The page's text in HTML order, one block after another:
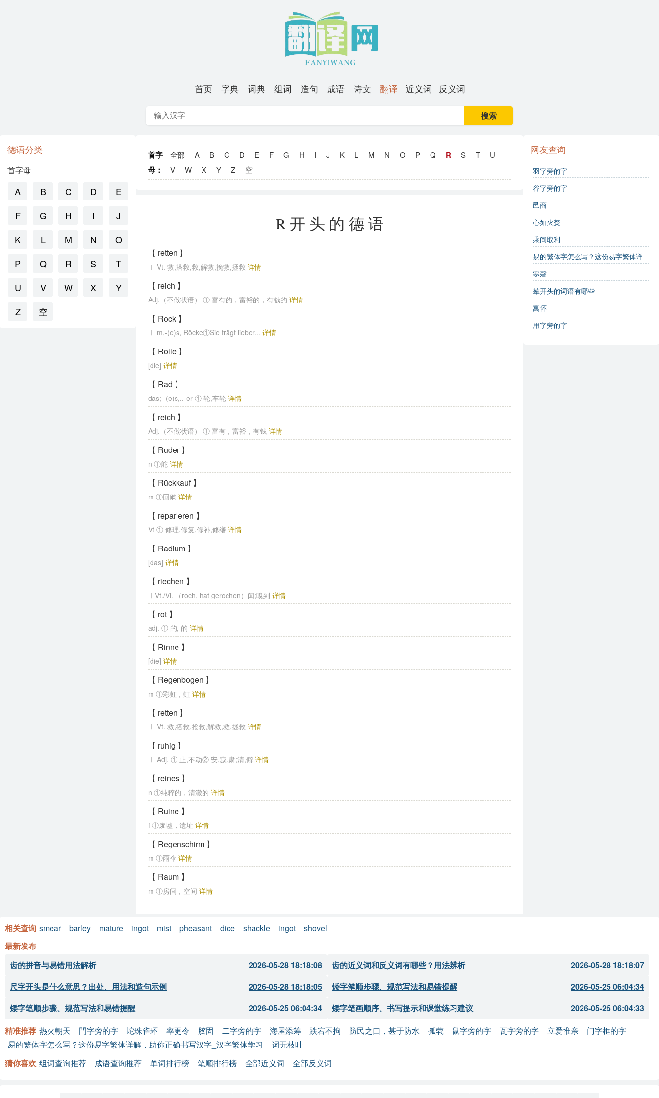
首页 字典 词典 组词 造句 成语 诗文 翻译 近义词 反义词
搜索
德语分类
首字母
A B C D
E
F
G H I
J
K
L M N
O
P
Q R S
T
U
V W X
Y
Z
空
首字
母：
全部 A B C D E F G H I J K L M N O P Q R S T
U
V
W X Y Z 空
R开头的德语
【 retten 】
Ⅰ Vt. 救,搭救,救,解救,挽救,拯救详情
【 reich 】
Adj.（不做状语） ① 富有的，富裕的，有钱的详情
【 Rock 】
Ⅰ m,-(e)s, Röcke①Sie trägt lieber...详情
【 Rolle 】
[die]详情
【 Rad 】
das; -(e)s,..-er ① 轮,车轮详情
【 reich 】
Adj.（不做状语） ① 富有，富裕，有钱详情
【 Ruder 】
n ①舵详情
【 Rückkauf 】
m ①回购详情
【 reparieren 】
Vt ① 修理,修复,修补,修缮详情
【 Radium 】
[das]详情
【 riechen 】
ⅠVt./Vi. （roch, hat gerochen）闻;嗅到详情
【 rot 】
adj. ① 的, 的详情
【 Rinne 】
[die]详情
【 Regenbogen 】
m ①彩虹，虹详情
【 retten 】
Ⅰ Vt. 救,搭救,抢救,解救,救,拯救详情
【 ruhig 】
Ⅰ Adj. ① 止,不动② 安,寂,肃;清,僻详情
【 reines 】
n ①纯粹的，清澈的详情
【 Ruine 】
f ①废墟，遗址详情
【 Regenschirm 】
m ①雨伞详情
【 Raum 】
m ①房间，空间详情
网友查询
羽字旁的字
谷字旁的字
邑商
心如火焚
乘间取利
易的繁体字怎么写？这份易字繁体详
解，助你正确书写汉字_汉字繁体学习
寒磬
辇开头的词语有哪些
寓怀
用字旁的字
相关查询 smear barley mature ingot mist pheasant dice shackle ingot
shovel
最新发布
齿的拼音与易错用法解析
2026-05-28 18:18:08 齿的近义词和反义词有哪些？用法辨析
2026-05-28 18:18:07
尺字开头是什么意思？出处、用法和造句示例
2026-05-28 18:18:05 矮字笔顺步骤、规范写法和易错提醒
2026-05-25 06:04:34
矮字笔顺步骤、规范写法和易错提醒
2026-05-25 06:04:34 矮字笔画顺序、书写提示和课堂练习建议
2026-05-25 06:04:33
精准推荐 热火朝天 門字旁的字 蛇珠雀环 率更令 胶固 二字旁的字 海屋添筹 跌宕不拘 防民之口，甚于防水 孤茕 鼠字旁的字 瓦字旁的字 立爱惟亲
门字框的字
易的繁体字怎么写？这份易字繁体详解，助你正确书写汉字_汉字繁体学习
词无枝叶
猜你喜欢 组词查询推荐 成语查询推荐 单词排行榜 笔顺排行榜 全部近义词 全部反义词